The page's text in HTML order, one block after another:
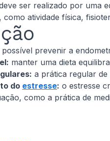
ser realizado por uma
como atividade física,
prevenir a
manter uma dieta
a prática regular
do estresse: o estresse
como a prática de